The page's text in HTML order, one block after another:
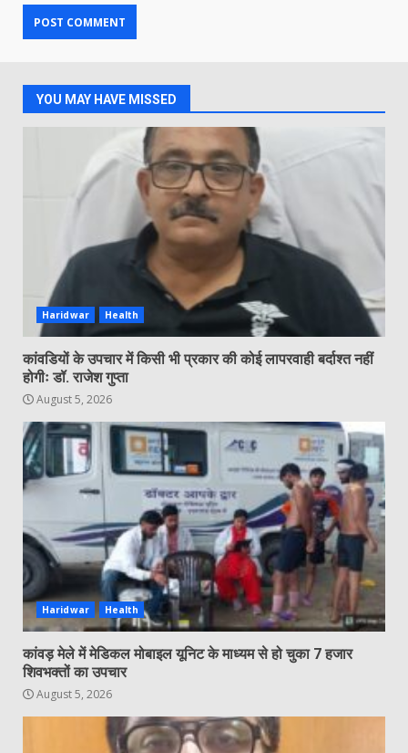
YOU MAY HAVE MISSED
Haridwar Health
कांवडियों के उपचार में किसी भी प्रकार की कोई लापरवाही बर्दाश्त नहीं
होगीः डॉ. राजेश गुप्ता
August 5, 2026
Haridwar Health
कांवड़ मेले में मेडिकल मोबाइल यूनिट के माध्यम से हो चुका 7 हजार
शिवभक्तों का उपचार
August 5, 2026